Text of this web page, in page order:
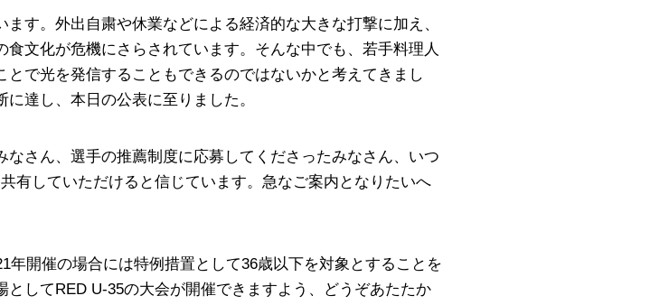
す。外出自粛や休業などによる経済的な大きな打撃に加え、
文化が危機にさらされています。そんな中でも、若手料理人
で光を発信することもできるのではないかと考えてきまし
達し、本日の公表に至りました。
さん、選手の推薦制度に応募してくださったみなさん、いつ
有していただけると信じています。急なご案内となりたいへ
開催の場合には特例措置として36歳以下を対象とすることを
してRED U-35の大会が開催できますよう、どうぞあたたか